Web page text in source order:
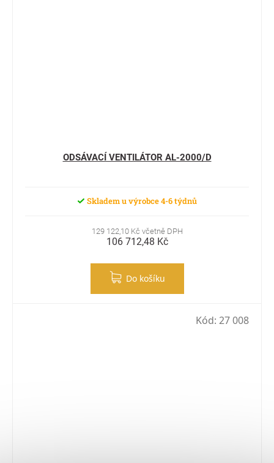
ODSÁVACÍ VENTILÁTOR AL-2000/D
Skladem u výrobce 4-6 týdnů
129 122,10 Kč včetně DPH
106 712,48 Kč
Do košíku
Kód: 27 008